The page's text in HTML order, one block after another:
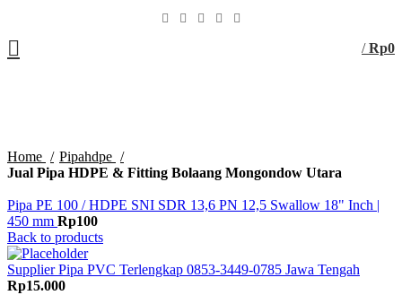
/ Rp0
Home
Pipahdpe
Jual Pipa HDPE & Fitting Bolaang Mongondow Utara
Pipa PE 100 / HDPE SNI SDR 13,6 PN 12,5 Swallow 18" Inch |
450 mm Rp100
Back to products
Supplier Pipa PVC Terlengkap 0853-3449-0785 Jawa Tengah
Rp15.000